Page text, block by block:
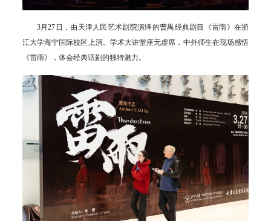
3月27日，由天津人民艺术剧院演绎的曹禺经典剧目《雷雨》在浙
江大学海宁国际校区上演。学术大讲堂座无虚席，中外师生在现场感悟
《雷雨》，体会经典话剧的独特魅力。